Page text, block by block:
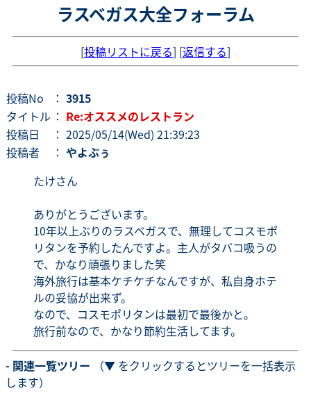
ラスベガス大全フォーラム
[投稿リストに戻る] [返信する]
投稿No ： 3915
タイトル ： Re:オススメのレストラン
投稿日
： 2025/05/14(Wed) 21:39:23
投稿者
： やよぶぅ
たけさん
ありがとうございます。
10年以上ぶりのラスベガスで、無理してコスモポ
リタンを予約したんですよ。主人がタバコ吸うの
で、かなり頑張りました笑
海外旅行は基本ケチケチなんですが、私自身ホテ
ルの妥協が出来ず。
なので、コスモポリタンは最初で最後かと。
旅行前なので、かなり節約生活してます。
- 関連一覧ツリー （▼ をクリックするとツリーを一括表示
します）